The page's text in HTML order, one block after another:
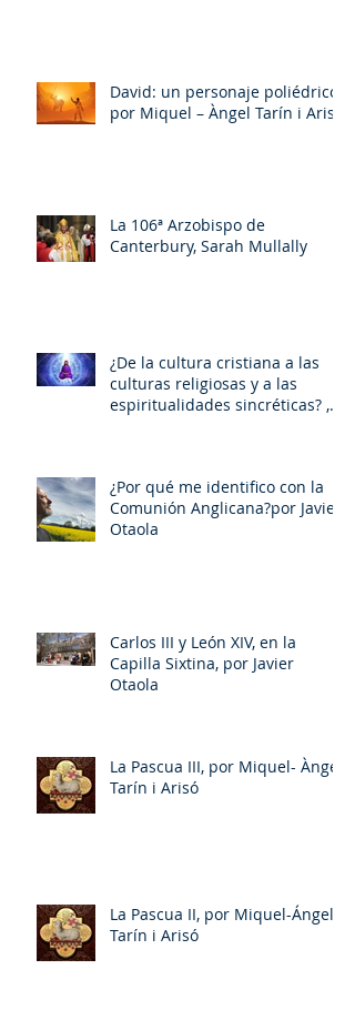
David: un personaje poliédrico,
por Miquel – Àngel Tarín i Arisó
La 106ª Arzobispo de
Canterbury, Sarah Mullally
¿De la cultura cristiana a las
culturas religiosas y a las
espiritualidades sincréticas? ,
¿Por qué me identifico con la
Comunión Anglicana?por Javier
Otaola
Carlos III y León XIV, en la
Capilla Sixtina, por Javier
Otaola
La Pascua III, por Miquel- Àngel
Tarín i Arisó
La Pascua II, por Miquel-Ángel
Tarín i Arisó